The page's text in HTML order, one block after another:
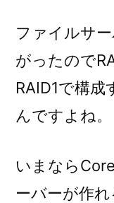
ファイルサ
がったので
RAID1で構
んですよね。
いまなら
ーバーが作